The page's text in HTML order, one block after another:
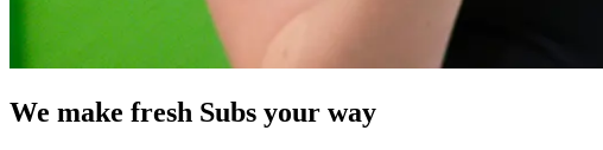
We make fresh Subs your way​​​​‌ ‍ ​‍​‍‌‍ ‌ ​‍‌‍‍‌‌‍‌ ‌‍‍‌‌‍ ‍​‍​‍​ ‍‍​‍​‍‌ ​ ‌‍​‌‌‍ ‍‌‍‍‌‌ ‌​‌ ‍‌​‍ ‍‌‍‍‌‌‍ ​‍​‍​‍ ​​‍​‍‌‍‍​‌ ​‍‌‍‌‌‌‍‌‍​‍​‍​ ‍‍​‍​‍‌‍‍​‌ ‌​‌ ‌​‌ ​​‌ ​ ​ ‍‍​‍ ​‍ ‌‍ ‍‌‍ ‌ ​‍‌‍‌​‌‍‍‌‌‍​ ​‍ ‌‌‍​‍‌‍‍‌‌ ‌​‌‍‌‌‌ ​ ​‍ ‌‌‍‌ ‌ ​‍‌‍ ‌ ‌‌‌ ​​​‍ ‌‌ ​ ‌ ‌​‌ ‌‌‌‍‌​‌‍‍‌‌‍ ​‍ ‍‌ ‌‍‌‍‌‌‌ ​‍‌‍​ ‌‍‌‌‌‍ ​​‍ ‍‌‍​‌‌ ​​‌ ​​​‍ ‌‍‍‌‌‍ ‍‌ ‌​‌‍‌‌‌‍ ‍‌ ‌​​‍ ‌‍‌‌‌‍‌​‌‍‍‌‌ ‌​​‍ ‌‍ ‌‌‍ ‌‍‌​‌‍‌‌​ ‌‌ ​​‌ ​‍‌‍‌‌‌ ​ ‌‍‌‌‌‍ ‍‌ ‌​‌‍​‌‌ ‌​‌‍‍‌‌‍ ‌‍ ‍​ ‍ ‌‍‍‌‌‍‌​​ ‌​ ​ ‌‍‌‌​ ​‌‌‍​‍‌‍‌​‌‍‌‌​ ‌ ​ ‌‍​‍ ‌​ ​‍​ ‌‍​ ‍‌​ ‍‌​‍ ‌​ ‌​​ ​‌​ ‍​​ ​​​‍ ‌‌‍​‍​ ‍‌​ ‌‌​ ​‌​‍ ‌‌‍​ ​ ‍‌‌‍​‌​ ‍‌​ ‌​‌‍​‌​ ‌‌​ ‍‌‌‍‌​​ ‌​‌‍‌‌​ ‍​​ ‍ ‌ ‌​‌ ‍‌‌ ​​‌‍‌‌​ ‌‌‍‌‌‌‍‌​‌‍‍‌‌ ‌​‌‍ ‌ ​‍‌‍‍‌‌‍​‌‌‍ ​​ ‍ ‌ ​​‌‍​‌‌ ‌​‌‍‍​​ ‌‌‍​ ‌‍ ‌‍ ‍‌ ‌​‌‍‌‌‌‍ ‍‌ ‌​​‍‌‌​ ‌‌‌​​‍‌‌ ‌‍‍ ‌‍‌‌‌ ‍‌​‍‌‌​ ​ ‌​‌​​‍‌‌​ ​ ‌​‌​​‍‌‌​ ​‍​ ​‍‌‍‌‌‌‍ ‍​‍‌‌​ ​‍​ ​‍​‍‌‌​ ‌‌‌​‌​​‍ ‍‌ ‌‍‌‍​‌‌‍ ​‌ ‌‌‌‍‌‌​‍ ‍‌ ‌‍‌‍​‌‌‍ ​‌ ‌‌‌‍‌‌​‍‌‌​ ‌‌‌​​‍‌‌ ‌‍‍ ‌‍‌‌‌ ‍‌​‍‌‌​ ​ ‌​‌​​‍‌‌​ ​ ‌​‌​​‍‌‌​ ​‍​ ​‍​ ​ ​ ​‍‌‍​ ​ ‍‌‌‍‌​‌‍​‌​ ​ ​ ‍‌​ ‍​‌‍​‍‌‍​‍‌‍​‌​‍‌‌​ ​‍​ ​‍​‍‌‌​ ‌‌‌​‌​​‍ ‍‌‍​ ‌‍‍​‌‍‍‌‌‍ ​‌‍‌​‌ ​‍‌‍‌‌‌‍ ‍​‍‌‌​ ‌‌‌​​‍‌‌ ‌‍‍ ‌‍‌‌‌ ‍‌​‍‌‌​ ​ ‌​‌​​‍‌‌​ ​ ‌​‌​​‍‌‌​ ​‍​ ​‍‌‍‌​‌‍‌​​ ​ ​ ‍​​ ​‍​ ​‍​ ​ ​ ​‌‌‍​ ​ ​‍‌‍​‍​ ‍‌​‍‌‌​ ​‍​ ​‍​‍‌‌​ ‌‌‌​‌​​‍ ‍‌ ‌​‌‍‌‌‌ ‍​‌ ‌​​ ‌‍​‍‌‍​‌‌ ​ ‌‍‌‌‌‌‌‌‌ ​‍‌‍ ​​ ‌‌‍‍​‌ ‌​‌ ‌​‌ ​​‌ ​ ​‍‌‌​ ​ ‌​​‌​‍‌‌​ ​‍‌​‌‍​‍‌‌​ ​‍‌​‌‍‌‍ ‍‌‍ ‌ ​‍‌‍‌​‌‍‍‌‌‍​ ​‍ ‌‌‍​‍‌‍‍‌‌ ‌​‌‍‌‌‌ ​ ​‍ ‌‌‍‌ ‌ ​‍‌‍ ‌ ‌‌‌ ​​​‍ ‌‌ ​ ‌ ‌​‌ ‌‌‌‍‌​‌‍‍‌‌‍ ​‍ ‍‌ ‌‍‌‍‌‌‌ ​‍‌‍​ ‌‍‌‌‌‍ ​​‍ ‍‌‍​‌‌ ​​‌ ​​​‍‌‍‌‍‍‌‌‍‌​​ ‌​ ​ ‌‍‌‌​ ​‌‌‍​‍‌‍‌​‌‍‌‌​ ‌ ​ ‌‍​‍ ‌​ ​‍​ ‌‍​ ‍‌​ ‍‌​‍ ‌​ ‌​​ ​‌​ ‍​​ ​​​‍ ‌‌‍​‍​ ‍‌​ ‌‌​ ​‌​‍ ‌‌‍​ ​ ‍‌‌‍​‌​ ‍‌​ ‌​‌‍​‌​ ‌‌​ ‍‌‌‍‌​​ ‌​‌‍‌‌​ ‍​​‍‌‍‌ ‌​‌ ‍‌‌ ​​‌‍‌‌​ ‌‌‍‌‌‌‍‌​‌‍‍‌‌ ‌​‌‍ ‌ ​‍‌‍‍‌‌‍​‌‌‍ ​​‍‌‍‌ ​​‌‍​‌‌ ‌​‌‍‍​​ ‌‌‍​ ‌‍ ‌‍ ‍‌ ‌​‌‍‌‌‌‍ ‍‌ ‌​​‍‌‌​ ‌‌‌​​‍‌‌ ‌‍‍ ‌‍‌‌‌ ‍‌​‍‌‌​ ​ ‌​‌​​‍‌‌​ ​ ‌​‌​​‍‌‌​ ​‍​ ​‍‌‍‌‌‌‍ ‍​‍‌‌​ ​‍​ ​‍​‍‌‌​ ‌‌‌​‌​​‍ ‍‌ ‌‍‌‍​‌‌‍ ​‌ ‌‌‌‍‌‌​‍ ‍‌ ‌‍‌‍​‌‌‍ ​‌ ‌‌‌‍‌‌​‍‌‌​ ‌‌‌​​‍‌‌ ‌‍‍ ‌‍‌‌‌ ‍‌​‍‌‌​ ​ ‌​‌​​‍‌‌​ ​ ‌​‌​​‍‌‌​ ​‍​ ​‍​ ​ ​ ​‍‌‍​ ​ ‍‌‌‍‌​‌‍​‌​ ​ ​ ‍‌​ ‍​‌‍​‍‌‍​‍‌‍​‌​‍‌‌​ ​‍​ ​‍​‍‌‌​ ‌‌‌​‌​​‍ ‍‌‍​ ‌‍‍​‌‍‍‌‌‍ ​‌‍‌​‌ ​‍‌‍‌‌‌‍ ‍​‍‌‌​ ‌‌‌​​‍‌‌ ‌‍‍ ‌‍‌‌‌ ‍‌​‍‌‌​ ​ ‌​‌​​‍‌‌​ ​ ‌​‌​​‍‌‌​ ​‍​ ​‍‌‍‌​‌‍‌​​ ​ ​ ‍​​ ​‍​ ​‍​ ​ ​ ​‌‌‍​ ​ ​‍‌‍​‍​ ‍‌​‍‌‌​ ​‍​ ​‍​‍‌‌​ ‌‌‌​‌​​‍ ‍‌ ‌​‌‍‌‌‌ ‍​‌ ‌​​‍‌‍‌ ​​‌‍‌‌‌ ​‍‌ ​ ‌ ​​‌‍‌‌‌‍​ ‌ ‌​‌‍‍‌‌ ‌‍‌‍‌‌​ ‌‌ ​​‌ ‌‌‌‍​‍‌‍ ​‌‍‍‌‌ ​ ‌‍‍​‌‍‌‌‌‍‌​​‍​‍‌ ‌